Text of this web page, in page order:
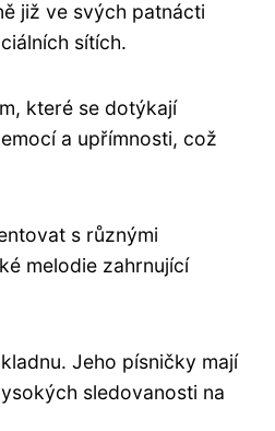
již ve svých patnácti
sítích.
které se dotýkají
a upřímnosti, což
s různými
melodie zahrnující
Jeho písničky mají
sledovanosti na